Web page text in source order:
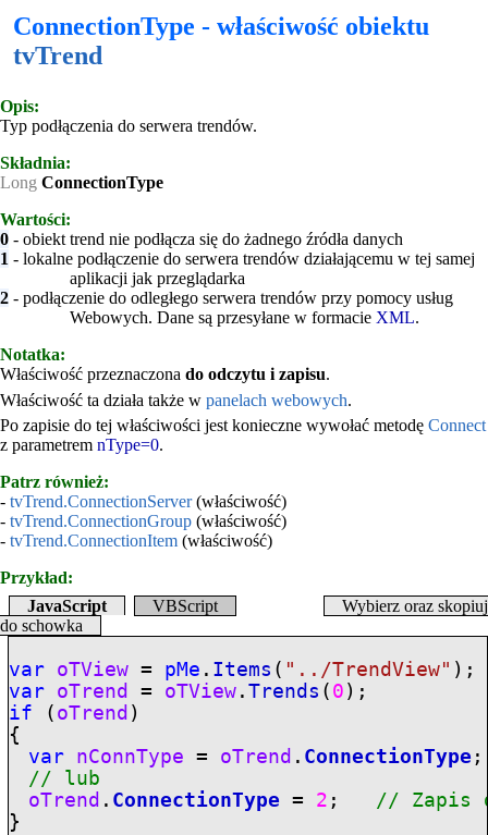
ConnectionType - właściwość obiektu
tvTrend
Opis:
Typ podłączenia do serwera trendów.
Składnia:
Long ConnectionType
Wartości:
0 - obiekt trend nie podłącza się do żadnego źródła danych
1 - lokalne podłączenie do serwera trendów działającemu w tej samej
aplikacji jak przeglądarka
2 - podłączenie do odległego serwera trendów przy pomocy usług
Webowych. Dane są przesyłane w formacie XML.
Notatka:
Właściwość przeznaczona do odczytu i zapisu.
Właściwość ta działa także w panelach webowych.
Po zapisie do tej właściwości jest konieczne wywołać metodę Connect
z parametrem nType=0.
Patrz również:
- tvTrend.ConnectionServer(właściwość)
- tvTrend.ConnectionGroup (właściwość)
- tvTrend.ConnectionItem (właściwość)
Przykład:
JavaScript
VBScript
Wybierz oraz skopiuj
do schowka
var oTView = pMe . Items ( "../TrendView" );
var oTrend = oTView .Trends ( 0 );
if ( oTrend )
{
var
nConnType = oTrend . ConnectionType
// lub
oTrend . ConnectionType = 2 ;
// Zapis
}